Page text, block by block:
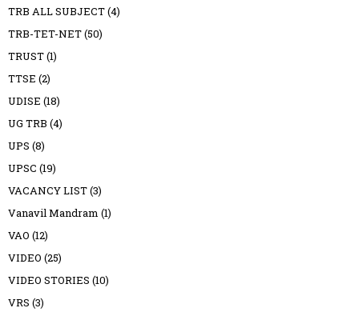
TRB ALL SUBJECT(4)
TRB-TET-NET(50)
TRUST(1)
TTSE (2)
UDISE (18)
UG TRB (4)
UPS (8)
UPSC (19)
VACANCY LIST(3)
Vanavil Mandram (1)
VAO (12)
VIDEO (25)
VIDEO STORIES (10)
VRS (3)